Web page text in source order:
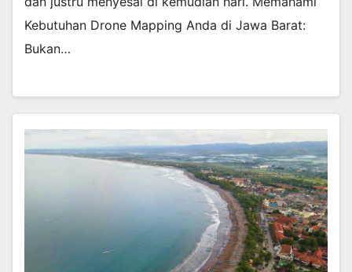
Kebutuhan Drone Mapping Anda di Jawa Barat:
Bukan…